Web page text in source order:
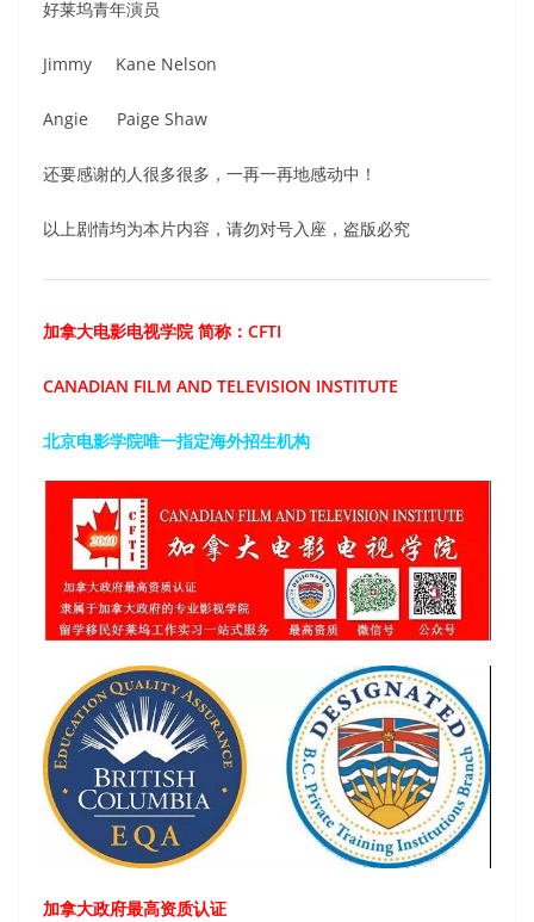
好莱坞青年演员
Jimmy Kane Nelson
Angie Paige Shaw
还要感谢的人很多很多，一再一再地感动中！
以上剧情均为本片内容，请勿对号入座，盗版必究
加拿大电影电视学院 简称：CFTI
CANADIAN FILM AND TELEVISION INSTITUTE
北京电影学院唯一指定海外招生机构
加拿大政府最高资质认证